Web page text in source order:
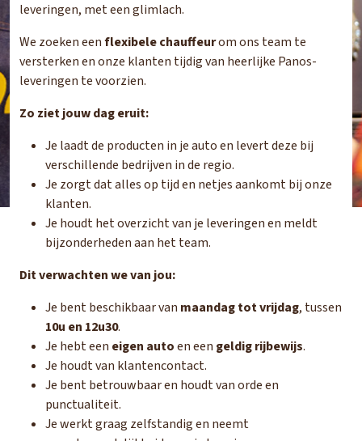
leveringen, met een glimlach.
We zoeken eenflexibele chauffeurom ons team te
versterken en onze klanten tijdig van heerlijke Panos-
leveringen te voorzien.
Zo ziet jouw dag eruit:
Je laadt de producten in je auto en levert deze bij
verschillende bedrijven in de regio.
Je zorgt dat alles op tijd en netjes aankomt bij onze
klanten.
Je houdt het overzicht van je leveringen en meldt
bijzonderheden aan het team.
Dit verwachten we van jou:
Je bent beschikbaar van maandag tot vrijdag, tussen
10u en 12u30.
Je hebt een eigen autoen een geldig rijbewijs.
Je houdt van klantencontact.
Je bent betrouwbaar en houdt van orde en
punctualiteit.
Je werkt graag zelfstandig en neemt